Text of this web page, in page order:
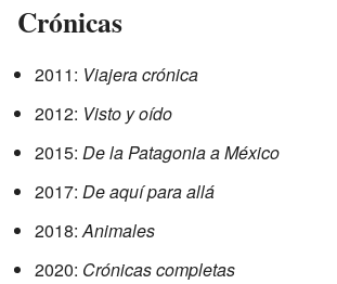
Crónicas
2011: Viajera crónica
2012: Visto y oído
2015: De la Patagonia a México
2017: De aquí para allá
2018:Animales
2020: Crónicas completas